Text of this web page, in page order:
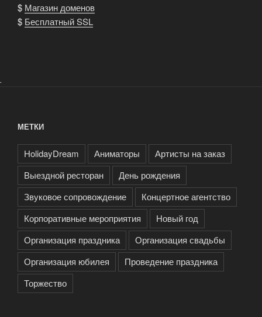
$ Магазин доменов
$ Бесплатный SSL
.
МЕТКИ
HolidayDream Аниматоры
Артисты на заказ
Выездной ресторан
День рождения
Звуковое сопровождение
Концертное агентство
Корпоративные мероприятия
Новый год
Организация праздника
Организация свадьбы
Организация юбилея
Проведение праздника
Торжество